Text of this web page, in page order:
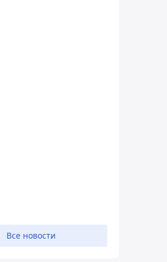
Все новости